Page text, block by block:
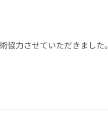
協力させていただきました。